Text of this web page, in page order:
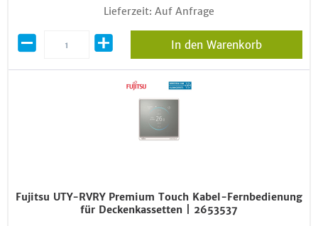
Lieferzeit: Auf Anfrage
In den Warenkorb
Fujitsu UTY-RVRY Premium Touch Kabel-Fernbedienung
für Deckenkassetten | 2653537